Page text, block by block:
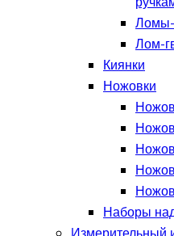
Ломы-
Лом-
Киянки
Ножовки
Наборы